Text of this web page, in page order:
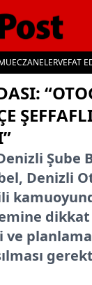
ECZANELERVEFAT
Şube
Denizli